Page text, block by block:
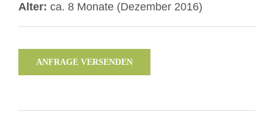
Alter: ca. 8 Monate (Dezember 2016)
ANFRAGE VERSENDEN